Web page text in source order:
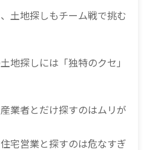
土地探しもチーム戦で挑む
地探しには「独特のクセ」
業者とだけ探すのはムリが
宅営業と探すのは危なすぎ